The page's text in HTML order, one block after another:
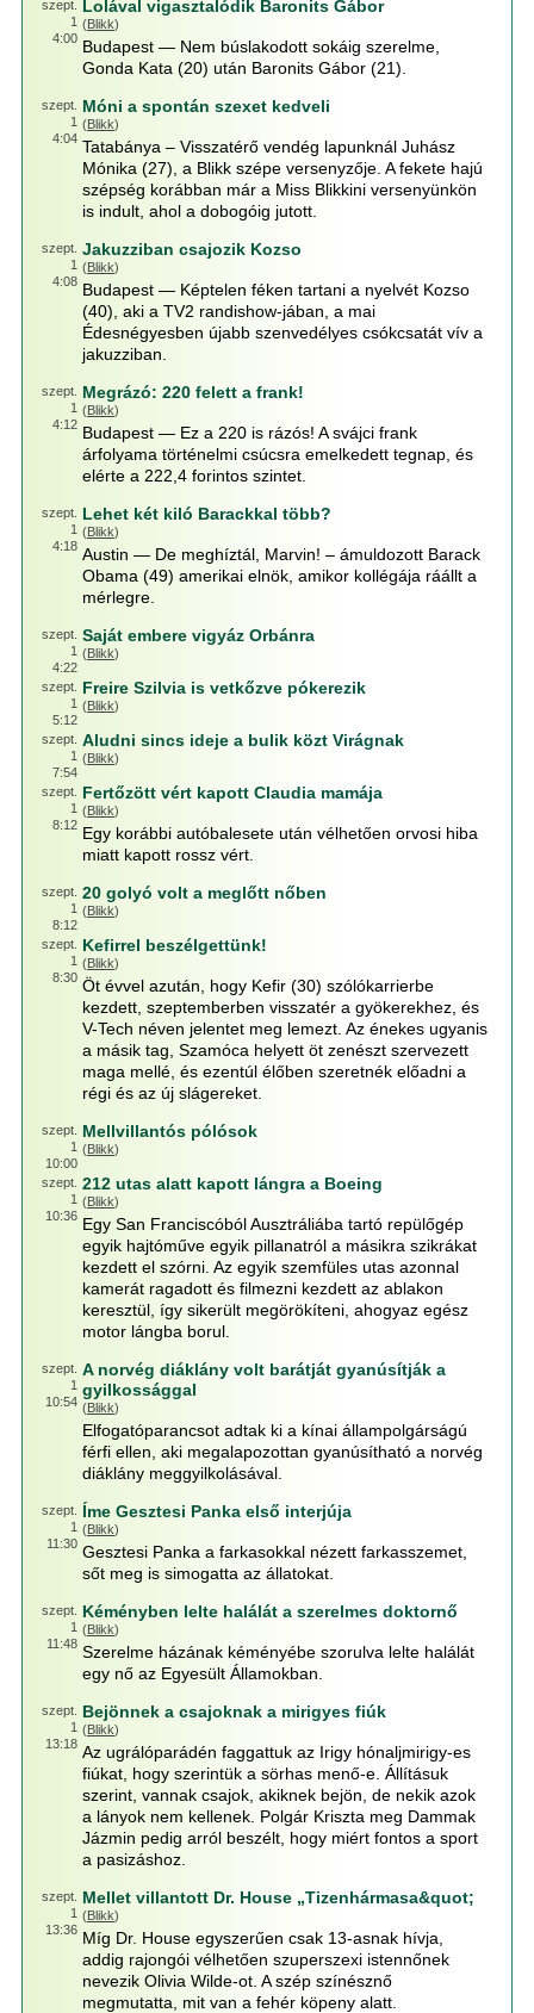
szept.
1
4:00
Lolával vigasztalódik Baronits Gábor
(Blikk)
Budapest — Nem búslakodott sokáig szerelme,
Gonda Kata (20) után Baronits Gábor (21).
szept.
1
4:04
Móni a spontán szexet kedveli
(Blikk)
Tatabánya – Visszatérő vendég lapunknál Juhász
Mónika (27), a Blikk szépe versenyzője. A fekete hajú
szépség korábban már a Miss Blikkini versenyünkön
is indult, ahol a dobogóig jutott.
szept.
1
4:08
Jakuzziban csajozik Kozso
(Blikk)
Budapest — Képtelen féken tartani a nyelvét Kozso
(40), aki a TV2 randishow-jában, a mai
Édesnégyesben újabb szenvedélyes csókcsatát vív a
jakuzziban.
szept.
1
4:12
Megrázó: 220 felett a frank!
(Blikk)
Budapest — Ez a 220 is rázós! A svájci frank
árfolyama történelmi csúcsra emelkedett tegnap, és
elérte a 222,4 forintos szintet.
szept.
1
4:18
Lehet két kiló Barackkal több?
(Blikk)
Austin — De meghíztál, Marvin! – ámuldozott Barack
Obama (49) amerikai elnök, amikor kollégája ráállt a
mérlegre.
szept.
1
4:22
Saját embere vigyáz Orbánra
(Blikk)
szept.
1
5:12
Freire Szilvia is vetkőzve pókerezik
(Blikk)
szept.
1
7:54
Aludni sincs ideje a bulik közt Virágnak
(Blikk)
szept.
1
8:12
Fertőzött vért kapott Claudia mamája
(Blikk)
Egy korábbi autóbalesete után vélhetően orvosi hiba
miatt kapott rossz vért.
szept.
1
8:12
20 golyó volt a meglőtt nőben
(Blikk)
szept.
1
8:30
Kefirrel beszélgettünk!
(Blikk)
Öt évvel azután, hogy Kefir (30) szólókarrierbe
kezdett, szeptemberben visszatér a gyökerekhez, és
V-Tech néven jelentet meg lemezt. Az énekes ugyanis
a másik tag, Szamóca helyett öt zenészt szervezett
maga mellé, és ezentúl élőben szeretnék előadni a
régi és az új slágereket.
szept.
1
10:00
Mellvillantós pólósok
(Blikk)
szept.
1
10:36
212 utas alatt kapott lángra a Boeing
(Blikk)
Egy San Franciscóból Ausztráliába tartó repülőgép
egyik hajtóműve egyik pillanatról a másikra szikrákat
kezdett el szórni. Az egyik szemfüles utas azonnal
kamerát ragadott és filmezni kezdett az ablakon
keresztül, így sikerült megörökíteni, ahogyaz egész
motor lángba borul.
szept.
1
10:54
A norvég diáklány volt barátját gyanúsítják a
gyilkossággal
(Blikk)
Elfogatóparancsot adtak ki a kínai állampolgárságú
férfi ellen, aki megalapozottan gyanúsítható a norvég
diáklány meggyilkolásával.
szept.
1
11:30
Íme Gesztesi Panka első interjúja
(Blikk)
Gesztesi Panka a farkasokkal nézett farkasszemet,
sőt meg is simogatta az állatokat.
szept.
1
11:48
Kéményben lelte halálát a szerelmes doktornő
(Blikk)
Szerelme házának kéményébe szorulva lelte halálát
egy nő az Egyesült Államokban.
szept.
1
13:18
Bejönnek a csajoknak a mirigyes fiúk
(Blikk)
Az ugrálóparádén faggattuk az Irigy hónaljmirigy-es
fiúkat, hogy szerintük a sörhas menő-e. Állításuk
szerint, vannak csajok, akiknek bejön, de nekik azok
a lányok nem kellenek. Polgár Kriszta meg Dammak
Jázmin pedig arról beszélt, hogy miért fontos a sport
a pasizáshoz.
szept.
1
13:36
Mellet villantott Dr. House „Tizenhármasa&quot;
(Blikk)
Míg Dr. House egyszerűen csak 13-asnak hívja,
addig rajongói vélhetően szuperszexi istennőnek
nevezik Olivia Wilde-ot. A szép színésznő
megmutatta, mit van a fehér köpeny alatt.